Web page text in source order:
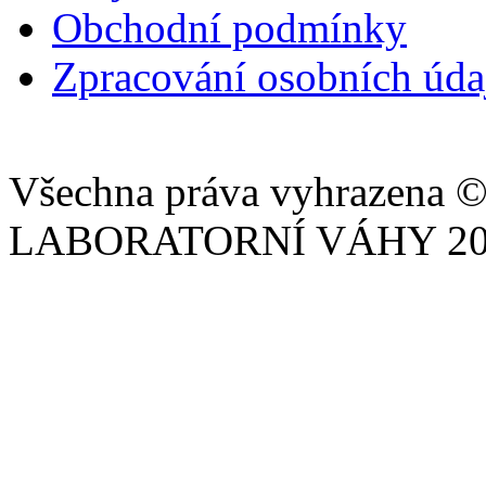
Obchodní podmínky
Zpracování osobních
Všechna práva vyhrazena
LABORATORNÍ VÁHY